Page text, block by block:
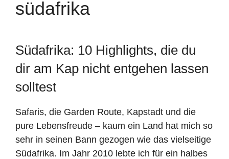
südafrika
Südafrika: 10 Highlights, die du
dir am Kap nicht entgehen lassen
solltest
Safaris, die Garden Route, Kapstadt und die
pure Lebensfreude – kaum ein Land hat mich so
sehr in seinen Bann gezogen wie das vielseitige
Südafrika. Im Jahr 2010 lebte ich für ein halbes